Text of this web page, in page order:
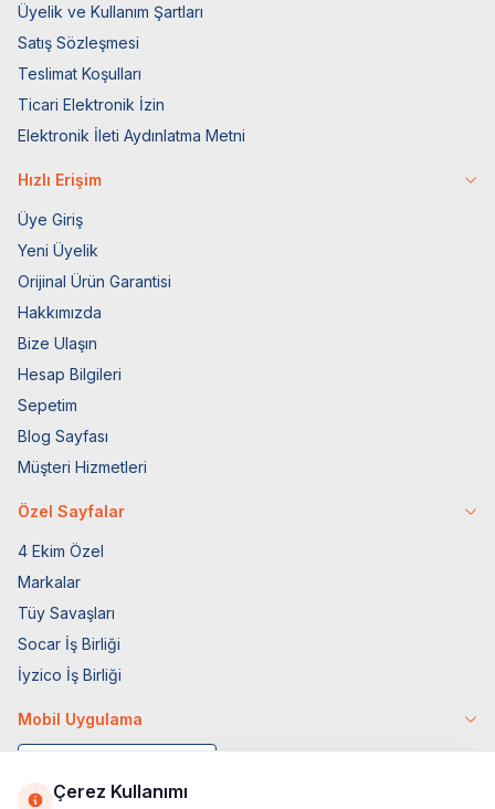
Üyelik ve Kullanım Şartları
Satış Sözleşmesi
Teslimat Koşulları
Ticari Elektronik İzin
Elektronik İleti Aydınlatma Metni
Hızlı Erişim
Üye Giriş
Yeni Üyelik
Orijinal Ürün Garantisi
Hakkımızda
Bize Ulaşın
Hesap Bilgileri
Sepetim
Blog Sayfası
Müşteri Hizmetleri
Özel Sayfalar
4 Ekim Özel
Markalar
Tüy Savaşları
Socar İş Birliği
İyzico İş Birliği
Mobil Uygulama
Çerez Kullanımı